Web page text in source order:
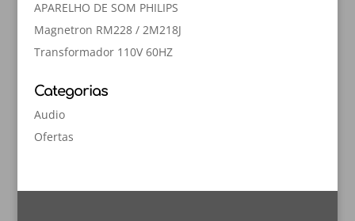
APARELHO DE SOM PHILIPS
Magnetron RM228 / 2M218J
Transformador 110V 60HZ
Categorias
Audio
Ofertas